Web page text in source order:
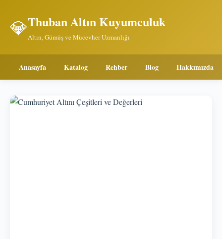
💎Thuban Altın Kuyumculuk
Altın, Gümüş ve Mücevher Uzmanlığı
Anasayfa Katalog Rehber Blog Hakkımızda